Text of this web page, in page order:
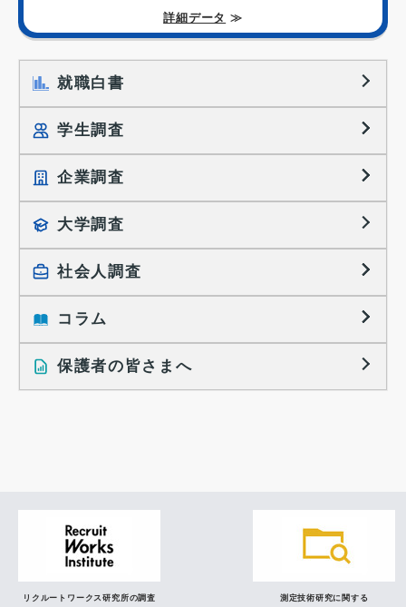
詳細データ ≫
就職白書
学生調査
就職プロセス調査
就職活動TOPICS
大学生の実態調査
働きたい組織の特徴
大学生の地域間移動レポート
就職活動に関するレポート
企業調査
採用に関する調査
採用活動に関するレポート
大学調査
社会人調査
就職活動と入社後の就業
就業レディネス研究
コラム
インタビュー記事
保護者の皆さまへ
リクルートワークス研究所の調査 測定技術研究に関する